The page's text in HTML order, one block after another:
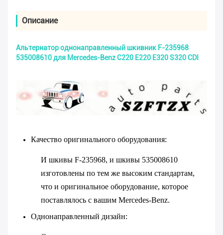
Описание
Альтернатор однонаправленный шкивник F-235968
535008610 для Mercedes-Benz C220 E220 E320 S320 CDI
Качество оригинального оборудования:
И шкивы F-235968, и шкивы 535008610
изготовлены по тем же высоким стандартам,
что и оригинальное оборудование, которое
поставлялось с вашим Mercedes-Benz.
Однонаправленный дизайн: